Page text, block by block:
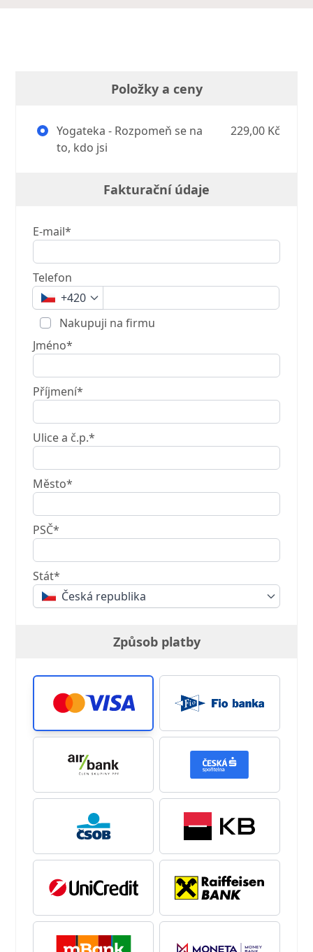
Položky a ceny
Yogateka - Rozpomeň se na
to, kdo jsi
229,00 Kč
Fakturační údaje
E-mail*
Telefon
+420
Nakupuji na firmu
Jméno*
Příjmení*
Ulice a č.p.*
Město*
PSČ*
Stát*
Česká republika
Způsob platby